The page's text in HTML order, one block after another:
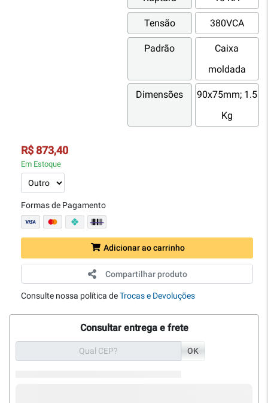
Tensão 380VCA
Padrão
Caixa
moldada
Dimensões
90x75mm; 1.5
Kg
R$ 873,40
Em Estoque
Formas de Pagamento
Adicionar ao carrinho
Compartilhar produto
Consulte nossa política deTrocas e Devoluções
Consultar entrega e frete
OK